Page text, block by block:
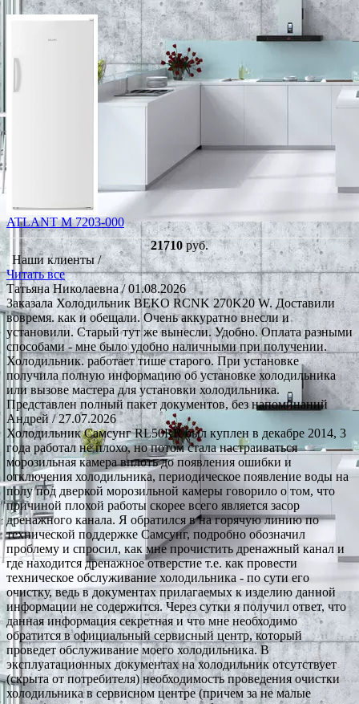
ATLANT М 7203-000
21710руб.
Наши клиенты /
Читать все
Татьяна Николаевна/ 01.08.2026
Заказала Холодильник BEKO RCNK 270K20 W. Доставили
вовремя. как и обещали. Очень аккуратно внесли и
установили. Старый тут же вынесли. Удобно. Оплата разными
способами - мне было удобно наличными при получении.
Холодильник. работает тише старого. При установке
получила полную информацию об установке холодильника
или вызове мастера для установки холодильника.
Представлен полный пакет документов, без напоминаний
Андрей / 27.07.2026
Холодильник Самсунг RL50RR был куплен в декабре 2014, 3
года работал не плохо, но потом стала настраиваться
морозильная камера вплоть до появления ошибки и
отключения холодильника, периодическое появление воды на
полу под дверкой морозильной камеры говорило о том, что
причиной плохой работы скорее всего является засор
дренажного канала. Я обратился в на горячую линию по
технической поддержке Самсунг, подробно обозначил
проблему и спросил, как мне прочистить дренажный канал и
где находится дренажное отверстие т.е. как провести
техническое обслуживание холодильника - по сути его
очистку, ведь в документах прилагаемых к изделию данной
информации не содержится. Через сутки я получил ответ, что
данная информация секретная и что мне необходимо
обратится в официальный сервисный центр, который
проведет обслуживание моего холодильника. В
эксплуатационных документах на холодильник отсутствует
(скрыта от потребителя) необходимость проведения очистки
холодильника в сервисном центре (причем за не малые